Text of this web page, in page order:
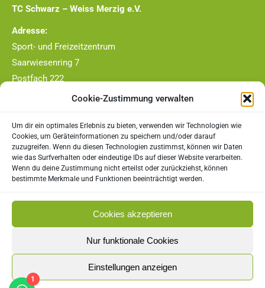
Cookie-Zustimmung verwalten
Um dir ein optimales Erlebnis zu bieten, verwenden wir Technologien wie
Cookies, um Geräteinformationen zu speichern und/oder darauf
zuzugreifen. Wenn du diesen Technologien zustimmst, können wir Daten
wie das Surfverhalten oder eindeutige IDs auf dieser Website verarbeiten.
Wenn du deine Zustimmung nicht erteilst oder zurückziehst, können
bestimmte Merkmale und Funktionen beeinträchtigt werden.
Cookies akzeptieren
Nur funktionale Cookies
Einstellungen anzeigen
TC Schwarz – Weiss Merzig e.V.
Adresse:
Sport- und Freizeitzentrum
Saarwiesenring 7
Postfach 222
0177/4409790
E-Mail:
vorstand@tc-merzig.de
Rechtliches
Impressum
Datenschutz
Cookie-Richtlinie (EU)
1